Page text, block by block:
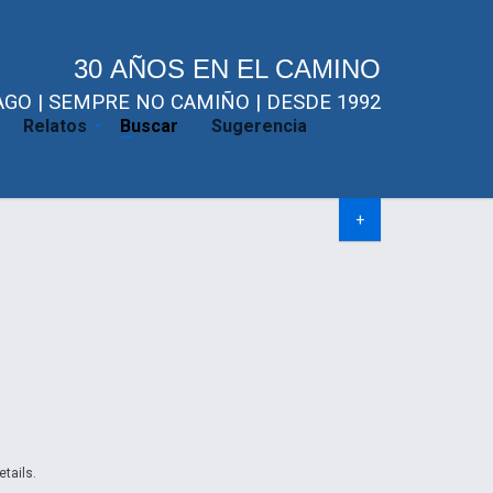
30 AÑOS EN EL CAMINO
| SEMPRE NO CAMIÑO | DESDE 1992
Relatos Buscar Sugerencia
+